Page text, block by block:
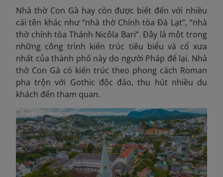
Nhà thờ Con Gà hay còn được biết đến với nhiều
cái tên khác như “nhà thờ Chính tòa Đà Lạt”, “nhà
thờ chính tòa Thánh Nicôla Bari”. Đây là một trong
những công trình kiến trúc tiêu biểu và cổ xưa
nhất của thành phố này do người Pháp để lại. Nhà
thờ Con Gà có kiến trúc theo phong cách Roman
pha trộn với Gothic độc đáo, thu hút nhiều du
khách đến tham quan.